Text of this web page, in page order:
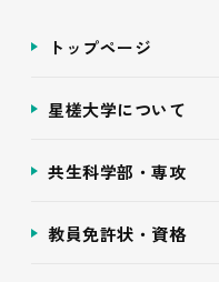
トップページ
星槎大学について
共生科学部・専攻
教員免許状・資格